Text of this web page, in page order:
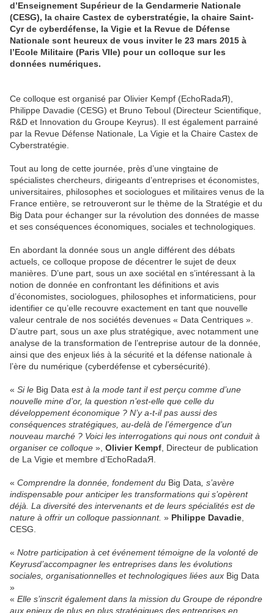
d’Enseignement Supérieur de la Gendarmerie Nationale
(CESG), la chaire Castex de cyberstratégie, la chaire Saint-
Cyr de cyberdéfense, la Vigie et la Revue de Défense
Nationale sont heureux de vous inviter le 23 mars 2015 à
l’Ecole Militaire (Paris VIIe) pour un colloque sur les
données numériques.
Ce colloque est organisé par Olivier Kempf (EchoRadaЯ),
Philippe Davadie (CESG) et Bruno Teboul (Directeur Scientifique,
R&D et Innovation du Groupe Keyrus). Il est également parrainé
par la Revue Défense Nationale, La Vigie et la Chaire Castex de
Cyberstratégie.
Tout au long de cette journée, près d’une vingtaine de
spécialistes chercheurs, dirigeants d’entreprises et économistes,
universitaires, philosophes et sociologues et militaires venus de la
France entière, se retrouveront sur le thème de la Stratégie et du
Big Data pour échanger sur la révolution des données de masse
et ses conséquences économiques, sociales et technologiques.
En abordant la donnée sous un angle différent des débats
actuels, ce colloque propose de décentrer le sujet de deux
manières. D’une part, sous un axe sociétal en s’intéressant à la
notion de donnée en confrontant les définitions et avis
d’économistes, sociologues, philosophes et informaticiens, pour
identifier ce qu’elle recouvre exactement en tant que nouvelle
valeur centrale de nos sociétés devenues « Data Centriques ».
D’autre part, sous un axe plus stratégique, avec notamment une
analyse de la transformation de l’entreprise autour de la donnée,
ainsi que des enjeux liés à la sécurité et la défense nationale à
l’ère du numérique (cyberdéfense et cybersécurité).
« Si le Big Data est à la mode tant il est perçu comme d’une
nouvelle mine d’or, la question n’est-elle que celle du
développement économique ? N’y a-t-il pas aussi des
conséquences stratégiques, au-delà de l’émergence d’un
nouveau marché ? Voici les interrogations qui nous ont conduit à
organiser ce colloque », Olivier Kempf , Directeur de publication
de La Vigie et membre d’EchoRadaЯ.
« Comprendre la donnée, fondement du Big Data , s’avère
indispensable pour anticiper les transformations qui s’opèrent
déjà. La diversité des intervenants et de leurs spécialités est de
nature à offrir un colloque passionnant. » Philippe Davadie
CESG.
« Notre participation à cet événement témoigne de la volonté de
Keyrusd’accompagner les entreprises dans les évolutions
sociales, organisationnelles et technologiques liées aux Big Data
»
« Elle s’inscrit également dans la mission du Groupe de répondre
aux enjeux de plus en plus stratégiques des entreprises en